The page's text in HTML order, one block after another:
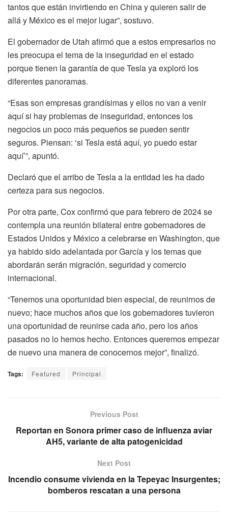
tantos que están invirtiendo en China y quieren salir de
allá y México es el mejor lugar”, sostuvo.
El gobernador de Utah afirmó que a estos empresarios no
les preocupa el tema de la inseguridad en el estado
porque tienen la garantía de que Tesla ya exploró los
diferentes panoramas.
“Esas son empresas grandísimas y ellos no van a venir
aquí si hay problemas de inseguridad, entonces los
negocios un poco más pequeños se pueden sentir
seguros. Piensan: ‘si Tesla está aquí, yo puedo estar
aquí’”, apuntó.
Declaró que el arribo de Tesla a la entidad les ha dado
certeza para sus negocios.
Por otra parte, Cox confirmó que para febrero de 2024 se
contempla una reunión bilateral entre gobernadores de
Estados Unidos y México a celebrarse en Washington, que
ya habido sido adelantada por García y los temas que
abordarán serán migración, seguridad y comercio
internacional.
“Tenemos una oportunidad bien especial, de reunirnos de
nuevo; hace muchos años que los gobernadores tuvieron
una oportunidad de reunirse cada año, pero los años
pasados no lo hemos hecho. Entonces queremos empezar
de nuevo una manera de conocernos mejor”, finalizó.
Tags: Featured Principal
Previous Post
Reportan en Sonora primer caso de influenza aviar
AH5, variante de alta patogenicidad
Next Post
Incendio consume vivienda en la Tepeyac Insurgentes;
bomberos rescatan a una persona